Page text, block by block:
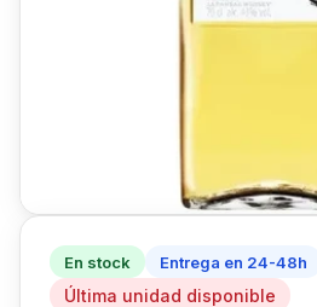
En stock Entrega en 24-48h
Última unidad disponible